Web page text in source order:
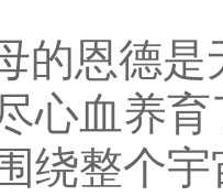
的恩德是
心血养
绕整个